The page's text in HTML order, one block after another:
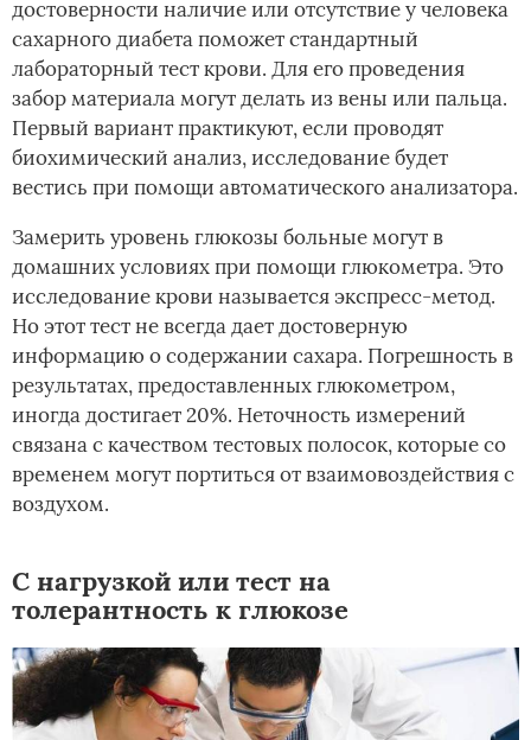
достоверности наличие или отсутствие у человека
сахарного диабета поможет стандартный
лабораторный тест крови. Для его проведения
забор материала могут делать из вены или пальца.
Первый вариант практикуют, если проводят
биохимический анализ, исследование будет
вестись при помощи автоматического анализатора.
Замерить уровень глюкозы больные могут в
домашних условиях при помощи глюкометра. Это
исследование крови называется экспресс-метод.
Но этот тест не всегда дает достоверную
информацию о содержании сахара. Погрешность в
результатах, предоставленных глюкометром,
иногда достигает 20%. Неточность измерений
связана с качеством тестовых полосок, которые со
временем могут портиться от взаимовоздействия с
воздухом.
С нагрузкой или тест на
толерантность к глюкозе